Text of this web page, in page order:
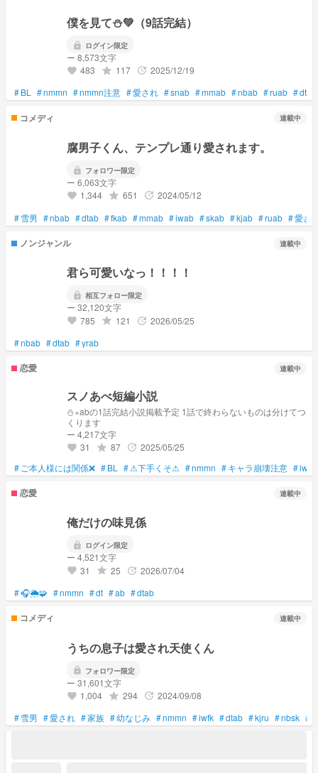
僕を見て‪⛄️‪💚（9話完結）
lock ログイン限定
ー 8,573文字
favorite 483 grade 117 update 2025/12/19
#BL #nmmn #nmmn注意 #愛され #snab #mmab #nbab #ruab #dtab
コメディ 連載中
腐男子くん、テンプレ通り愛されます。
lock フォロワー限定
ー 6,063文字
favorite 1,344 grade 651 update 2024/05/12
#雪男 #nbab #dtab #fkab #mmab #iwab #skab #kjab #ruab #愛さ
ノンジャンル 連載中
君ら可愛いなっ！！！！
lock 相互フォロー限定
ー 32,120文字
favorite 785 grade 121 update 2026/05/25
#nbab #dtab #yrab
恋愛 連載中
スノあべ短編小説
⛄️×abの1話完結小説掲載予定 1話で終わらないものは分けてつ
くります
ー 4,217文字
favorite 31 grade 87 update 2025/05/25
# ご本人様には関係❌ #BL #⚠下手くそ⚠ #nmmn #キャラ崩壊注意 #iwab
恋愛 連載中
俺だけの味見係
lock ログイン限定
ー 4,521文字
favorite 31 grade 25 update 2026/07/04
#🎧🌦🧩 #nmmn #dt #ab #dtab
コメディ 連載中
うちの息子は愛され天使くん
lock フォロワー限定
ー 31,601文字
favorite 1,004 grade 294 update 2024/09/08
#雪男 #愛され #家族 #幼なじみ #nmmn #iwfk #dtab #kjru #nbsk #